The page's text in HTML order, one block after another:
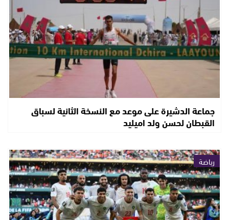
جماعة الدشيرة على موعد مع النسخة الثانية لسباق
القبطان لحسن ولد اميليد
رياضة